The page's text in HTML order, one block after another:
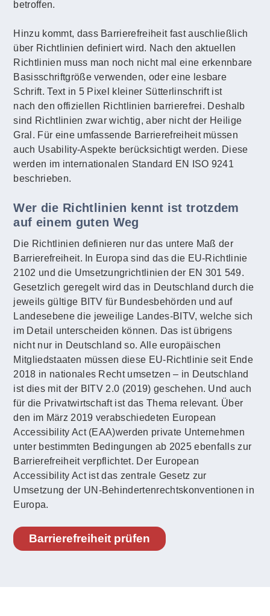
betroffen.
Hinzu kommt, dass Barrierefreiheit fast auschließlich
über Richtlinien definiert wird. Nach den aktuellen
Richtlinien muss man noch nicht mal eine erkennbare
Basisschriftgröße verwenden, oder eine lesbare
Schrift. Text in 5 Pixel kleiner Sütterlinschrift ist
nach den offiziellen Richtlinien barrierefrei. Deshalb
sind Richtlinien zwar wichtig, aber nicht der Heilige
Gral. Für eine umfassende Barrierefreiheit müssen
auch Usability-Aspekte berücksichtigt werden. Diese
werden im internationalen Standard EN ISO 9241
beschrieben.
Wer die Richtlinien kennt ist trotzdem
auf einem guten Weg
Die Richtlinien definieren nur das untere Maß der
Barrierefreiheit. In Europa sind das die EU-Richtlinie
2102 und die Umsetzungrichtlinien der EN 301 549.
Gesetzlich geregelt wird das in Deutschland durch die
jeweils gültige BITV für Bundesbehörden und auf
Landesebene die jeweilige Landes-BITV, welche sich
im Detail unterscheiden können. Das ist übrigens
nicht nur in Deutschland so. Alle europäischen
Mitgliedstaaten müssen diese EU-Richtlinie seit Ende
2018 in nationales Recht umsetzen – in Deutschland
ist dies mit der BITV 2.0 (2019) geschehen. Und auch
für die Privatwirtschaft ist das Thema relevant. Über
den im März 2019 verabschiedeten European
Accessibility Act (EAA)werden private Unternehmen
unter bestimmten Bedingungen ab 2025 ebenfalls zur
Barrierefreiheit verpflichtet. Der European
Accessibility Act ist das zentrale Gesetz zur
Umsetzung der UN-Behindertenrechtskonventionen in
Europa.
Barrierefreiheit prüfen